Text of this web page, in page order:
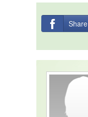
Share